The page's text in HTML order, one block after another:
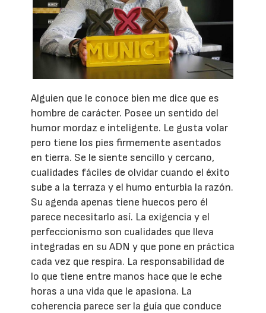
Alguien que le conoce bien me dice que es
hombre de carácter. Posee un sentido del
humor mordaz e inteligente. Le gusta volar
pero tiene los pies firmemente asentados
en tierra. Se le siente sencillo y cercano,
cualidades fáciles de olvidar cuando el éxito
sube a la terraza y el humo enturbia la razón.
Su agenda apenas tiene huecos pero él
parece necesitarlo así. La exigencia y el
perfeccionismo son cualidades que lleva
integradas en su ADN y que pone en práctica
cada vez que respira. La responsabilidad de
lo que tiene entre manos hace que le eche
horas a una vida que le apasiona. La
coherencia parece ser la guía que conduce